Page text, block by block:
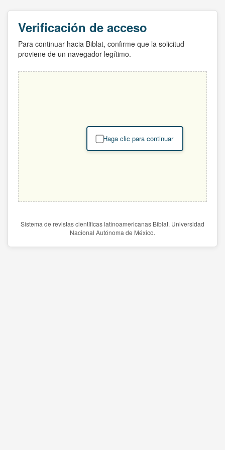
Verificación de acceso
Para continuar hacia Biblat, confirme que la solicitud
proviene de un navegador legítimo.
Haga clic para continuar
Sistema de revistas científicas latinoamericanas Biblat. Universidad
Nacional Autónoma de México.